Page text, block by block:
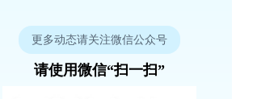
更多动态请关注微信公众号
请使用微信“扫一扫”